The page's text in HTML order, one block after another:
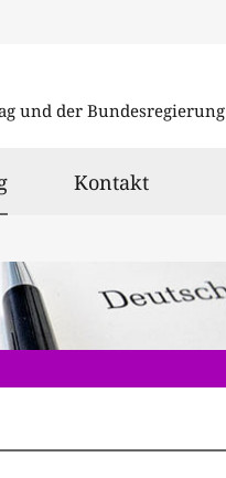
und der Bundesregierung
ausgewählt
Kontakt